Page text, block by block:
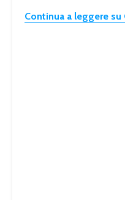
Continua a leggere